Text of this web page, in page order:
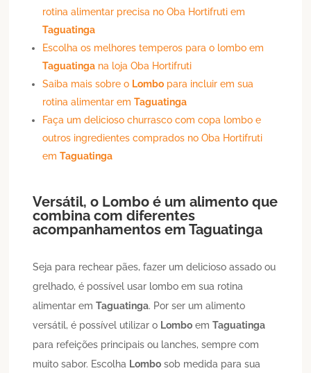
rotina alimentar precisa no Oba Hortifruti em
Taguatinga
Escolha os melhores temperos para o lombo em
Taguatinga na loja Oba Hortifruti
Saiba mais sobre o Lombo para incluir em sua
rotina alimentar emTaguatinga
Faça um delicioso churrasco com copa lombo e
outros ingredientes comprados no Oba Hortifruti
emTaguatinga
Versátil, o Lombo é um alimento que
combina com diferentes
acompanhamentos emTaguatinga
Seja para rechear pães, fazer um delicioso assado ou
grelhado, é possível usar lombo em sua rotina
alimentar emTaguatinga. Por ser um alimento
versátil, é possível utilizar o Lombo emTaguatinga
para refeições principais ou lanches, sempre com
muito sabor. Escolha Lombo sob medida para sua